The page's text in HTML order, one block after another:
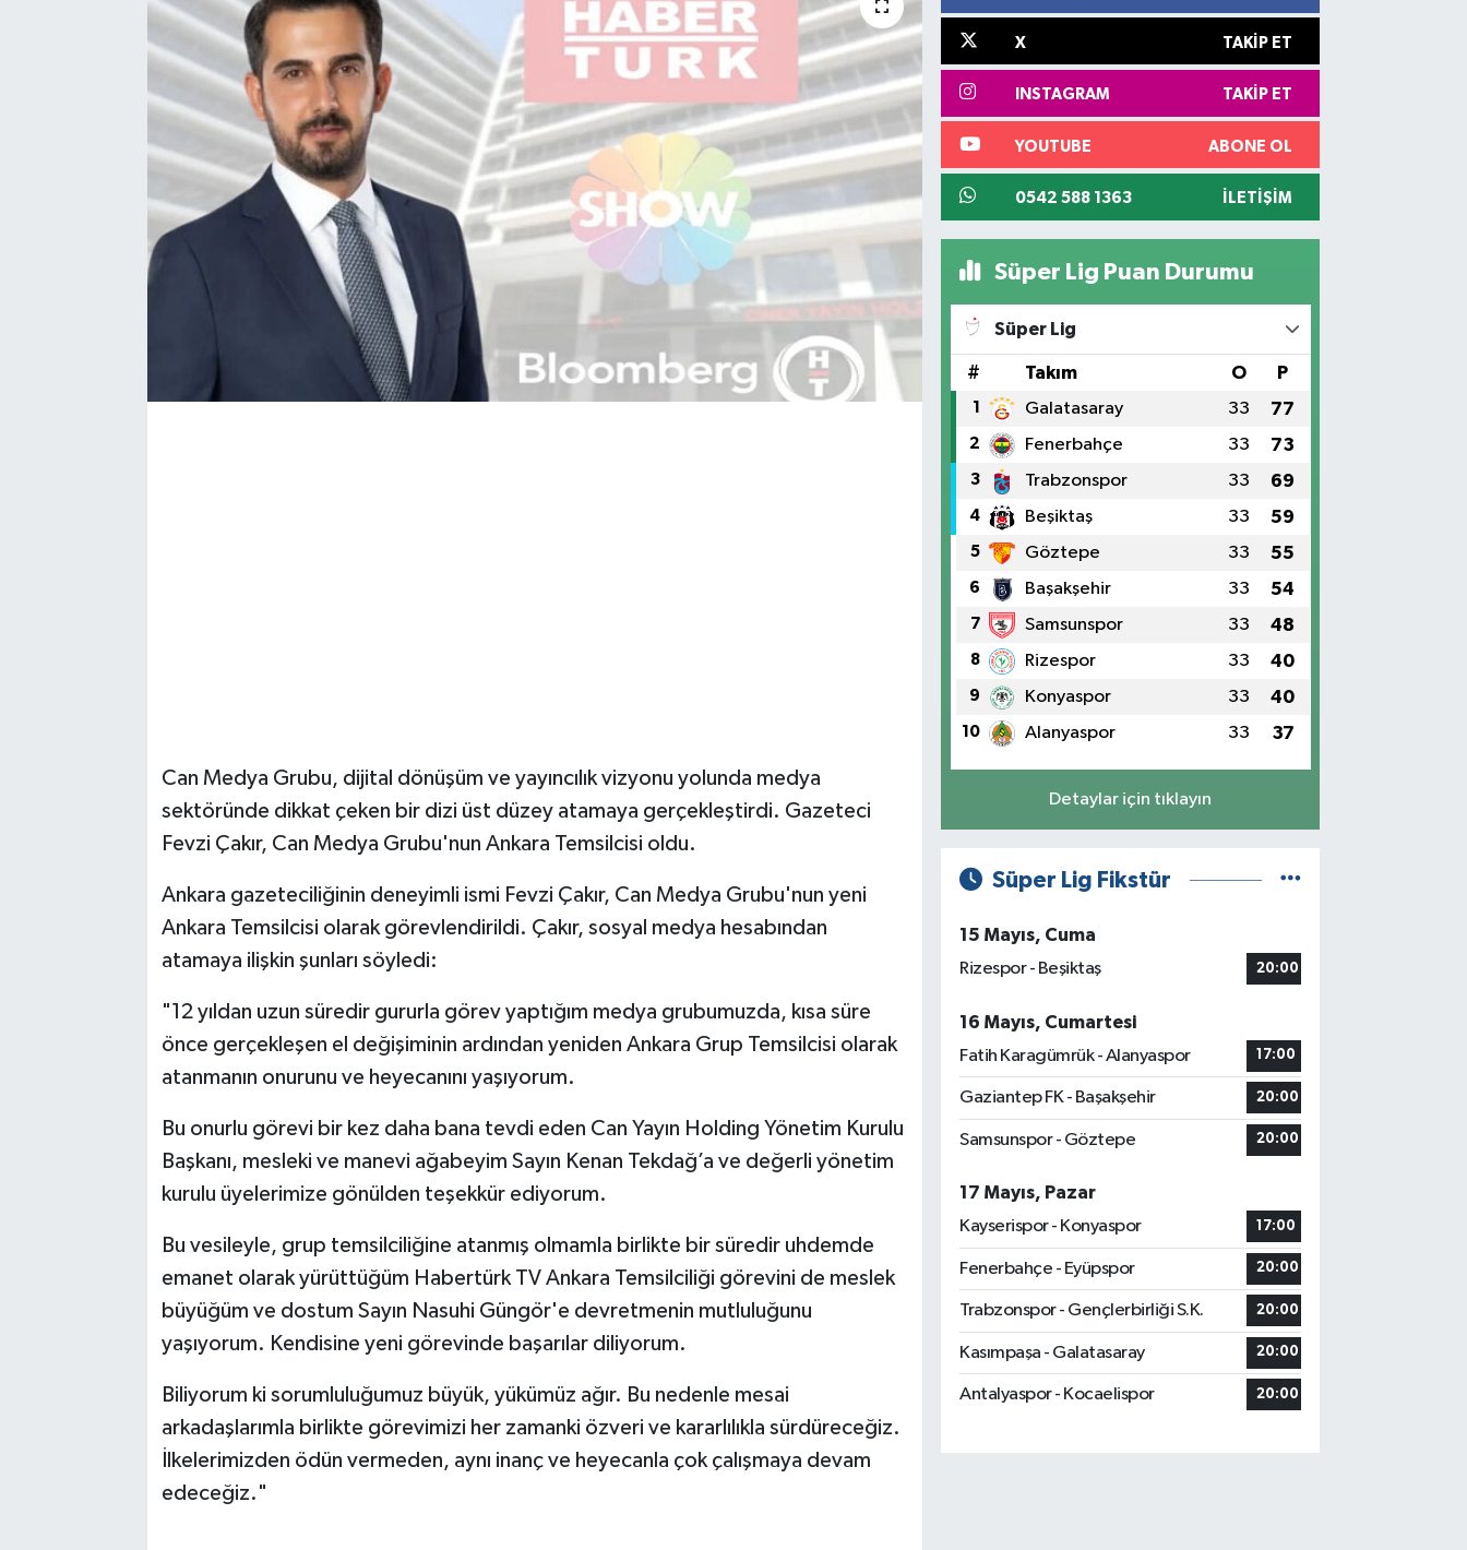
Can Medya Grubu, dijital dönüşüm ve yayıncılık vizyonu yolunda medya
sektöründe dikkat çeken bir dizi üst düzey atamaya gerçekleştirdi. Gazeteci
Fevzi Çakır, Can Medya Grubu'nun Ankara Temsilcisi oldu.
Ankara gazeteciliğinin deneyimli ismi Fevzi Çakır, Can Medya Grubu'nun yeni
Ankara Temsilcisi olarak görevlendirildi. Çakır, sosyal medya hesabından
atamaya ilişkin şunları söyledi:
"12 yıldan uzun süredir gururla görev yaptığım medya grubumuzda, kısa süre
önce gerçekleşen el değişiminin ardından yeniden Ankara Grup Temsilcisi olarak
atanmanın onurunu ve heyecanını yaşıyorum.
Bu onurlu görevi bir kez daha bana tevdi eden Can Yayın Holding Yönetim Kurulu
Başkanı, mesleki ve manevi ağabeyim Sayın Kenan Tekdağ’a ve değerli yönetim
kurulu üyelerimize gönülden teşekkür ediyorum.
Bu vesileyle, grup temsilciliğine atanmış olmamla birlikte bir süredir uhdemde
emanet olarak yürüttüğüm Habertürk TV Ankara Temsilciliği görevini de meslek
büyüğüm ve dostum Sayın Nasuhi Güngör'e devretmenin mutluluğunu
yaşıyorum. Kendisine yeni görevinde başarılar diliyorum.
Biliyorum ki sorumluluğumuz büyük, yükümüz ağır. Bu nedenle mesai
arkadaşlarımla birlikte görevimizi her zamanki özveri ve kararlılıkla sürdüreceğiz.
İlkelerimizden ödün vermeden, aynı inanç ve heyecanla çok çalışmaya devam
edeceğiz."
X TAKIP ET
INSTAGRAM TAKIP ET
YOUTUBE ABONE OL
0542 588 1363 İLETIŞIM
Süper Lig Puan Durumu
Süper Lig
# Takım O P
1 Galatasaray 33 77
2 Fenerbahçe 33 73
3 Trabzonspor 33 69
4 Beşiktaş 33 59
5 Göztepe 33 55
6 Başakşehir 33 54
7 Samsunspor 33 48
8 Rizespor 33 40
9 Konyaspor 33 40
10 Alanyaspor 33 37
Detaylar için tıklayın
Süper Lig Fikstür
15 Mayıs, Cuma
Rizespor - Beşiktaş
20:00
16 Mayıs, Cumartesi
Fatih Karagümrük - Alanyaspor
17:00
Gaziantep FK - Başakşehir 20:00
Samsunspor - Göztepe 20:00
17 Mayıs, Pazar
Kayserispor - Konyaspor
17:00
Fenerbahçe - Eyüpspor 20:00
Trabzonspor - Gençlerbirliği S.K. 20:00
Kasımpaşa - Galatasaray 20:00
Antalyaspor - Kocaelispor 20:00